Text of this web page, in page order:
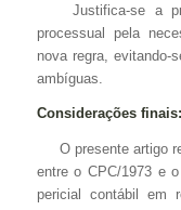
Justifica-se a
processual pela
nova regra, evitando-
ambíguas.
Considerações finais:
O presente artigo
entre o CPC/1973 e
pericial contábil em